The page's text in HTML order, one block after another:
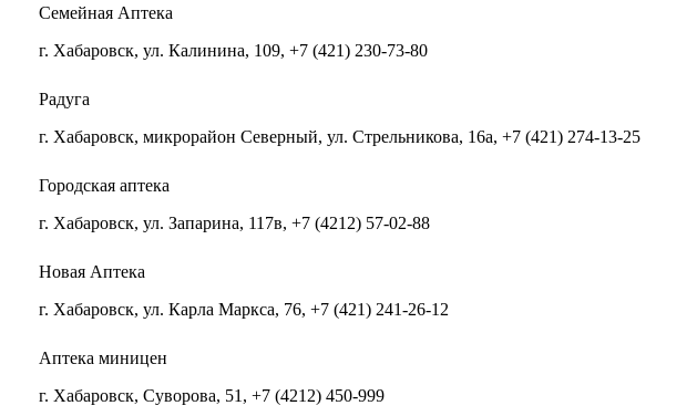
Семейная Аптека
г. Хабаровск, ул. Калинина, 109, +7 (421) 230-73-80
Радуга
г. Хабаровск, микрорайон Северный, ул. Стрельникова, 16а, +7 (421) 274-13-25
Городская аптека
г. Хабаровск, ул. Запарина, 117в, +7 (4212) 57-02-88
Новая Аптека
г. Хабаровск, ул. Карла Маркса, 76, +7 (421) 241-26-12
Аптека миницен
г. Хабаровск, Суворова, 51, +7 (4212) 450-999